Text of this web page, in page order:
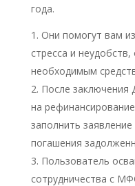
года.
Они помогут вам
стресса и
необходимым
После заключения
на
заполнить
погашения
Пользователь
сотрудничества с